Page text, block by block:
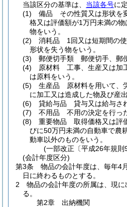
当該区分の基準は、 当該各号に
(1)
備品 その性質又は形状を
格又は評価額が1万円未満の物
物をいう。
(2)
消耗品 1回又は短期間の
形状を失う物をいう。
(3)
郵便切手類 郵便切手、郵
(4)
原材料 工事、生産又は加
は原料をいう。
(5)
生産品 原材料を用いて、
に加工又は造成した物及び産
(6)
貸給与品 貸与又は給与さ
(7)
不用品 不用の決定を行っ
(8)
重要物品 取得価格又は評
びに50万円未満の自動車で農
動車以外のものをいう。
(一部改正〔平成26年規則
(会計年度区分)
第3条
物品の会計年度は、毎年4
日に終わるものとする。
2
物品の会計年度の所属は、現
る。
第2章
出納機関